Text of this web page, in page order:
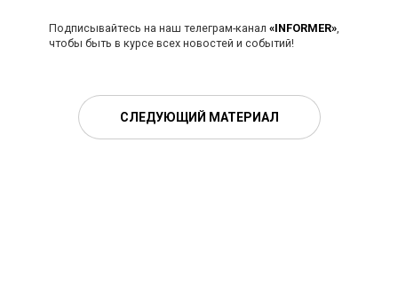
Подписывайтесь на наш телеграм-канал «INFORMER»,
чтобы быть в курсе всех новостей и событий!
СЛЕДУЮЩИЙ МАТЕРИАЛ